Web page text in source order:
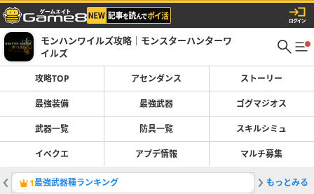
モンハンワイルズ攻略｜モンスターハンターワ
イルズ
攻略TOP アセンダンス ストーリー
最強装備 最強武器 ゴグマジオス
武器一覧 防具一覧 スキルシミュ
イベクエ アプデ情報 マルチ募集
1最強武器種ランキング 2最強装
もっとみる